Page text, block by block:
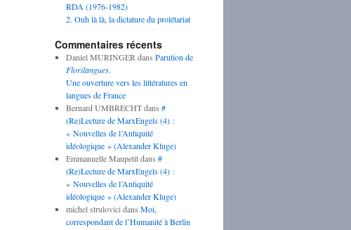
RDA (1976-1982)
2. Ouh là là, la dictature du prolétariat
Commentaires récents
Daniel MURINGER dans Parution de
Florilangues.
Une ouverture vers les littératures en
langues de France
Bernard UMBRECHTdans #
(Re)Lecture de MarxEngels (4) :
« Nouvelles de l’Antiquité
idéologique » (Alexander Kluge)
Emmanuelle Maupetitdans #
(Re)Lecture de MarxEngels (4) :
« Nouvelles de l’Antiquité
idéologique » (Alexander Kluge)
michel strulovici dans Moi,
correspondant de l’Humanité à Berlin